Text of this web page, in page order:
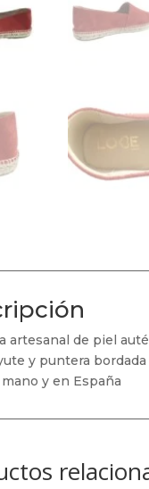
artesanal de piel
y puntera bordada
y en España